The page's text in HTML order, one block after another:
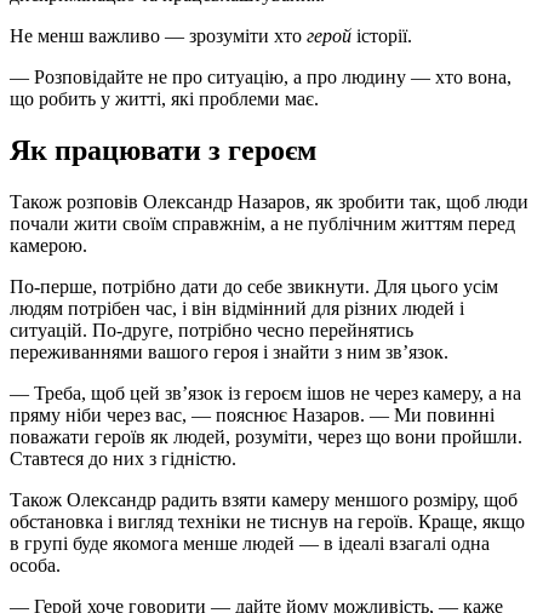
Не менш важливо — зрозуміти хто герой історії.
— Розповідайте не про ситуацію, а про людину — хто вона,
що робить у житті, які проблеми має.
Як працювати з героєм
Також розповів Олександр Назаров, як зробити так, щоб люди
почали жити своїм справжнім, а не публічним життям перед
камерою.
По-перше, потрібно дати до себе звикнути. Для цього усім
людям потрібен час, і він відмінний для різних людей і
ситуацій. По-друге, потрібно чесно перейнятись
переживаннями вашого героя і знайти з ним зв’язок.
— Треба, щоб цей зв’язок із героєм ішов не через камеру, а на
пряму ніби через вас, — пояснює Назаров. — Ми повинні
поважати героїв як людей, розуміти, через що вони пройшли.
Ставтеся до них з гідністю.
Також Олександр радить взяти камеру меншого розміру, щоб
обстановка і вигляд техніки не тиснув на героїв. Краще, якщо
в групі буде якомога менше людей — в ідеалі взагалі одна
особа.
— Герой хоче говорити — дайте йому можливість, — каже